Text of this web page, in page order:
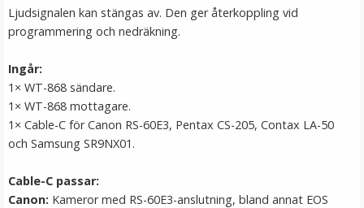
★★★★ ★
Ljudsignalen kan stängas av. Den ger återkoppling vid
programmering och nedräkning.
Ingår:
1× WT-868 sändare.
1× WT-868 mottagare.
1× Cable-C för Canon RS-60E3, Pentax CS-205, Contax LA-50
och Samsung SR9NX01.
Cable-C passar:
Canon: Kameror med RS-60E3-anslutning, bland annat EOS